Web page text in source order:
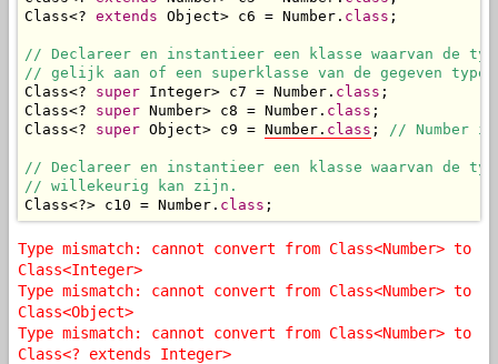
Class<? extends Object> c6 = Number. class ;
// Declareer en instantieer een klasse waarvan de
// gelijk aan of een superklasse van de gegeven
Class<? super Integer> c7 = Number. class ;
Class<? super Number> c8 = Number. class ;
Class<? super Object> c9 = Number. class ; // Number
// Declareer en instantieer een klasse waarvan de
// willekeurig kan zijn.
Class<?> c10 = Number. class ;
Type mismatch: cannot convert from Class<Number> to
Class<Integer>
Type mismatch: cannot convert from Class<Number> to
Class<Object>
Type mismatch: cannot convert from Class<Number> to
Class<? extends Integer>